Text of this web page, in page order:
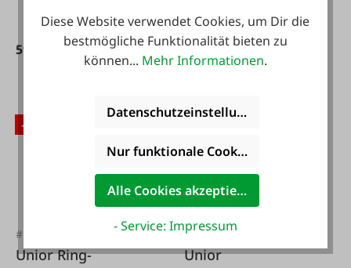
59,95 €* 12,95 €*
-15 %
#FA59322
Unior Ring-
#FA61437
Unior
Diese Website verwendet Cookies, um Dir die
bestmögliche Funktionalität bieten zu
können... Mehr Informationen.
Datenschutzeinstellungen
Nur funktionale Cookies akzeptieren
Alle Cookies akzeptieren
- Service: Impressum